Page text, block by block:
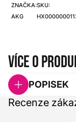
ZNAČKA:
AKG
SKU:
Více o
POPISEK
Recenze